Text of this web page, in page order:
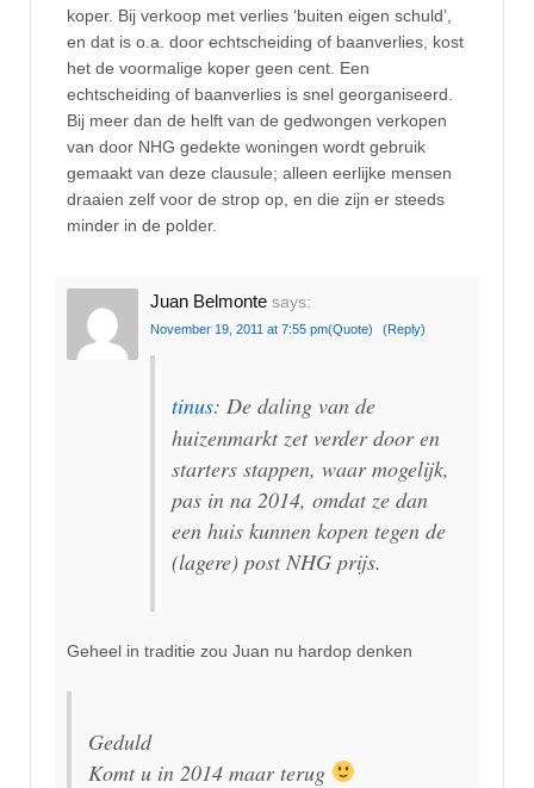
koper. Bij verkoop met verlies ‘buiten eigen schuld’,
en dat is o.a. door echtscheiding of baanverlies, kost
het de voormalige koper geen cent. Een
echtscheiding of baanverlies is snel georganiseerd.
Bij meer dan de helft van de gedwongen verkopen
van door NHG gedekte woningen wordt gebruik
gemaakt van deze clausule; alleen eerlijke mensen
draaien zelf voor de strop op, en die zijn er steeds
minder in de polder.
Juan Belmonte says:
November 19, 2011 at 7:55 pm(Quote) (Reply)
tinus: De daling van de
huizenmarkt zet verder door en
starters stappen, waar mogelijk,
pas in na 2014, omdat ze dan
een huis kunnen kopen tegen de
(lagere) post NHG prijs.
Geheel in traditie zou Juan nu hardop denken
Geduld
Komt u in 2014 maar terug